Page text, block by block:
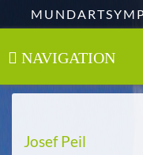
NAVIGATION
Toggle
Josef Peil